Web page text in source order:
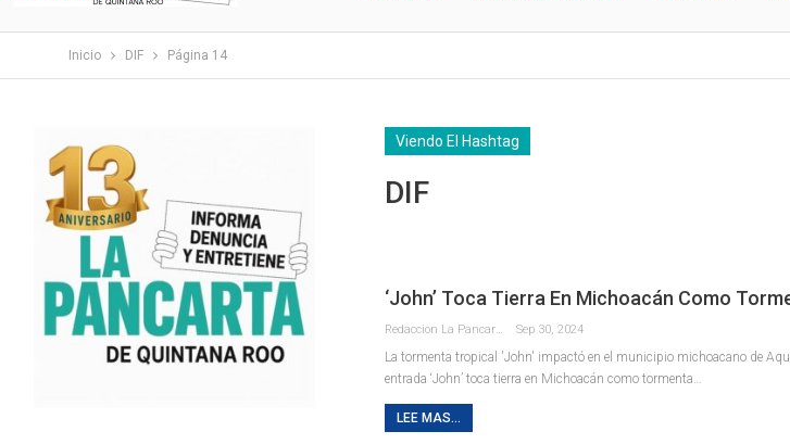
Inicio DIF Página 14
Viendo El Hashtag
DIF
‘John’ Toca Tierra En Michoacán Como
Sep 30, 2024
La tormenta tropical 'John' impactó en el municipio michoacano de
entrada ‘John’ toca tierra en Michoacán como tormenta…
LEE MAS...